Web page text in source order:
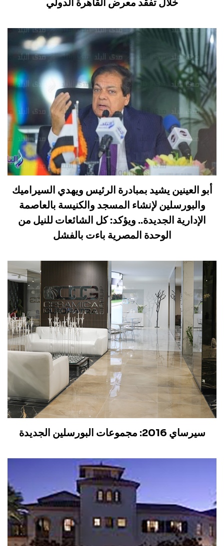
خلال تفقد معرض القاهرة الدولي
أبو العينين يشيد بمبادرة الرئيس ويهدي السيراميك
والبورسلين لإنشاء المسجد والكنيسة بالعاصمة
الإدارية الجديدة.. ويؤكد: كل الشائعات للنيل من
الوحدة المصرية باءت بالفشل
سيرساي 2016: مجموعات البورسلين الجديدة